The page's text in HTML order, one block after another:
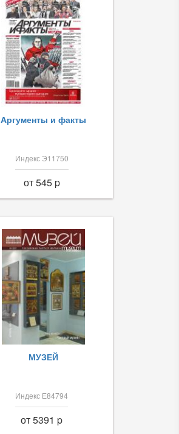
Аргументы и факты
Индекс Э11750
от 545 p
МУЗЕЙ
Индекс Е84794
от 5391 p